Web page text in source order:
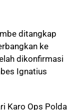
ditangkap
ke
dikonfirmasi
Ignatius
Karo Ops Polda